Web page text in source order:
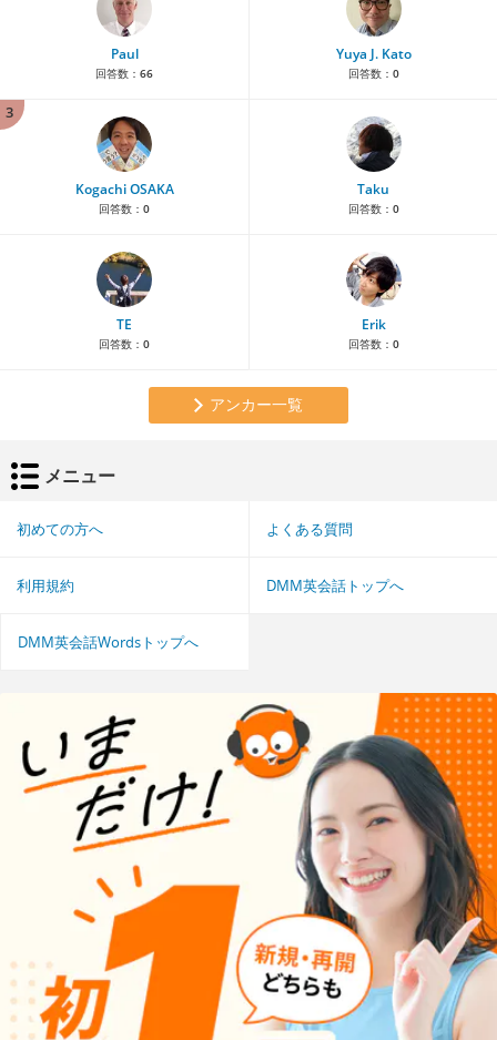
Paul
回答数： 66
Yuya J. Kato
回答数： 0
3
Kogachi OSAKA
回答数： 0
Taku
回答数： 0
TE
回答数： 0
Erik
回答数： 0
アンカー一覧
メニュー
初めての方へ よくある質問
利用規約 DMM英会話トップへ
DMM英会話Wordsトップへ